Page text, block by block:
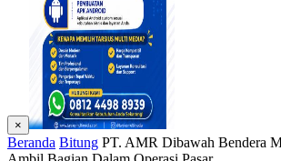
×
Beranda Bitung PT. AMR Dibawah Bendera